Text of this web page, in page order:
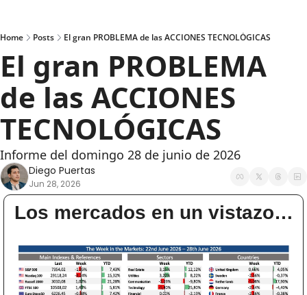
Home Posts El gran PROBLEMA de las ACCIONES TECNOLÓGICAS
El gran PROBLEMA
de las ACCIONES
TECNOLÓGICAS
Informe del domingo 28 de junio de 2026
Diego Puertas
Jun 28, 2026
Los mercados en un vistazo…